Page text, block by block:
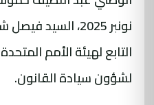
نونبر 2025،
التابع لهيئة الأمم
لشؤون سيادة القانون.